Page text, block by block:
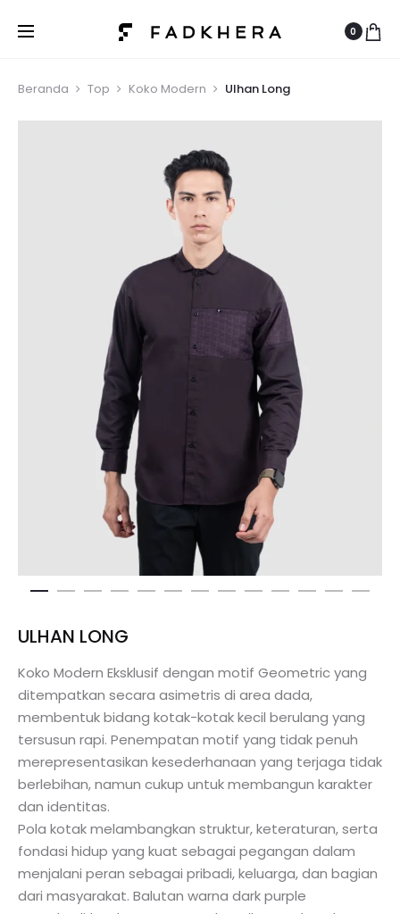
0
Beranda Top Koko Modern Ulhan Long
ULHAN LONG
Koko Modern Eksklusif dengan motif Geometric yang
ditempatkan secara asimetris di area dada,
membentuk bidang kotak-kotak kecil berulang yang
tersusun rapi. Penempatan motif yang tidak penuh
merepresentasikan kesederhanaan yang terjaga tidak
berlebihan, namun cukup untuk membangun karakter
dan identitas.
Pola kotak melambangkan struktur, keteraturan, serta
fondasi hidup yang kuat sebagai pegangan dalam
menjalani peran sebagai pribadi, keluarga, dan bagian
dari masyarakat. Balutan warna dark purple